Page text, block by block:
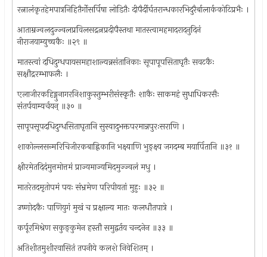
रत्नालंकृतहेमपात्रनिहितैर्गोसर्पिषा लोडितैः दीपैर्दीर्घतरान्धकारभिदुरैर्बालार्ककोटिप्रभैः ।
आताम्रज्वलदुज्ज्वलप्रविलसद्रत्नप्रदीपैस्तथा मातस्त्वामहमादरादनुदिनं
नीराजयाम्युच्चकैः ॥२९ ॥
मातस्त्वां दधिदुग्धपायसमहाशाल्यन्नसंतानिकाः सूपापूपसिताघृतैः सवटकैः
सक्षौद्ररम्भाफलैः ।
एलाजीरकहिङ्गुनागरनिशाकुस्तुम्भरीसंस्कृतैः शाकैः साकमहं सुधाधिकरसैः
संतर्पयाम्यर्चयन् ॥३० ॥
सापूपसूपदधिदुग्धसिताघृतानि सुस्वादुभक्तपरमान्नपुरःसराणि ।
शाकोल्लसन्मरिचिजीरकबाह्निकानि भक्ष्याणि भुङ्क्ष्व जगदम्ब मयार्पितानि ॥३१ ॥
क्षीरमेतदिदंमुत्तमोत्तमं प्राज्यमाज्यमिदमुज्ज्वलं मधु ।
मातरेतदमृतोपमं पयः संभ्रमेण परिपीयतां मुहुः ॥३२ ॥
उष्णोदकैः पाणियुगं मुखं च प्रक्षाल्य मातः कलधौतपात्रे ।
कर्पूरमिश्रेण सकुङ्कुमेन हस्तौ समुद्वर्तय चन्दनेन ॥३३ ॥
अतिशीतमुशीरवासितं तपनीये कलशे निवेशितम् ।